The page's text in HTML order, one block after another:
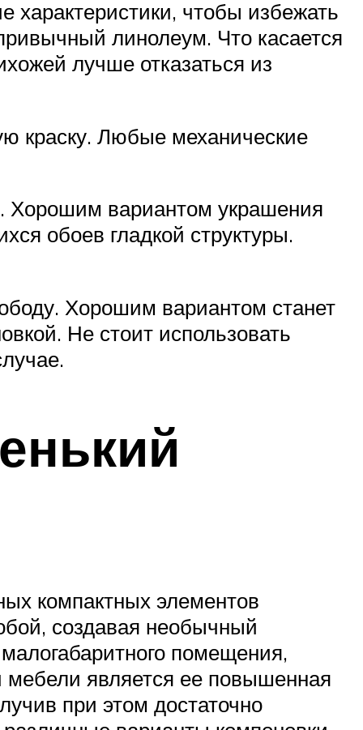
характеристики, чтобы избежать
линолеум. Что касается
лучше отказаться из
краску. Любые механические
Хорошим вариантом украшения
обоев гладкой структуры.
Хорошим вариантом станет
Не стоит использовать
компактных элементов
создавая необычный
помещения,
мебели является ее повышенная
при этом достаточно